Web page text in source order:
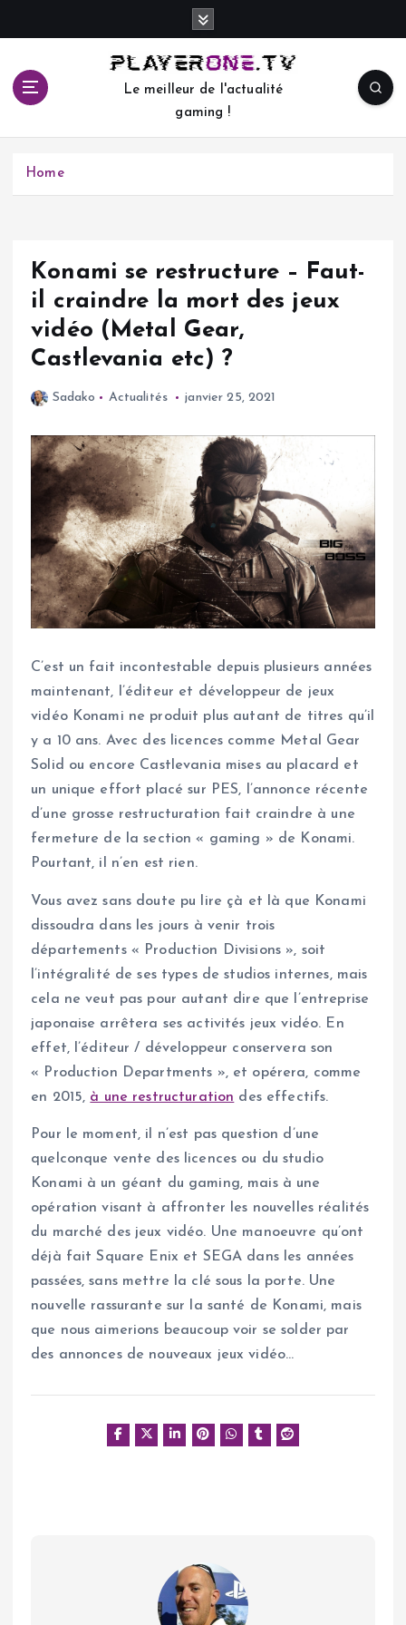
c
Le meilleur de l'actualité
gaming !
Home
Konami se restructure – Faut-
il craindre la mort des jeux
vidéo (Metal Gear,
Castlevania etc) ?
Sadako Actualités janvier 25, 2021
C’est un fait incontestable depuis plusieurs années
maintenant, l’éditeur et développeur de jeux
vidéo Konami ne produit plus autant de titres qu’il
y a 10 ans. Avec des licences comme Metal Gear
Solid ou encore Castlevania mises au placard et
un unique effort placé sur PES, l’annonce récente
d’une grosse restructuration fait craindre à une
fermeture de la section « gaming » de Konami.
Pourtant, il n’en est rien.
Vous avez sans doute pu lire çà et là que Konami
dissoudra dans les jours à venir trois
départements « Production Divisions », soit
l’intégralité de ses types de studios internes, mais
cela ne veut pas pour autant dire que l’entreprise
japonaise arrêtera ses activités jeux vidéo. En
effet, l’éditeur / développeur conservera son
« Production Departments », et opérera, comme
en 2015, à une restructuration des effectifs.
Pour le moment, il n’est pas question d’une
quelconque vente des licences ou du studio
Konami à un géant du gaming, mais à une
opération visant à affronter les nouvelles réalités
du marché des jeux vidéo. Une manoeuvre qu’ont
déjà fait Square Enix et SEGA dans les années
passées, sans mettre la clé sous la porte. Une
nouvelle rassurante sur la santé de Konami, mais
que nous aimerions beaucoup voir se solder par
des annonces de nouveaux jeux vidéo…